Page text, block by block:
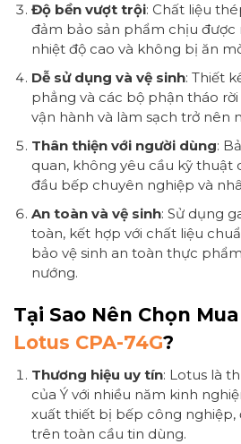
Độ bền vượt trội: Chất liệu
đảm bảo sản phẩm chịu được
nhiệt độ cao và không bị ăn
Dễ sử dụng và vệ sinh: Thiết
phẳng và các bộ phận tháo
vận hành và làm sạch trở nên
Thân thiện với người dùng:
quan, không yêu cầu kỹ thuật
đầu bếp chuyên nghiệp và
An toàn và vệ sinh: Sử dụng
toàn, kết hợp với chất liệu
bảo vệ sinh an toàn thực
nướng.
Tại Sao Nên Chọn
Lotus CPA-74G?
Thương hiệu uy tín: Lotus là
của Ý với nhiều năm kinh
xuất thiết bị bếp công nghiệp,
trên toàn cầu tin dùng.